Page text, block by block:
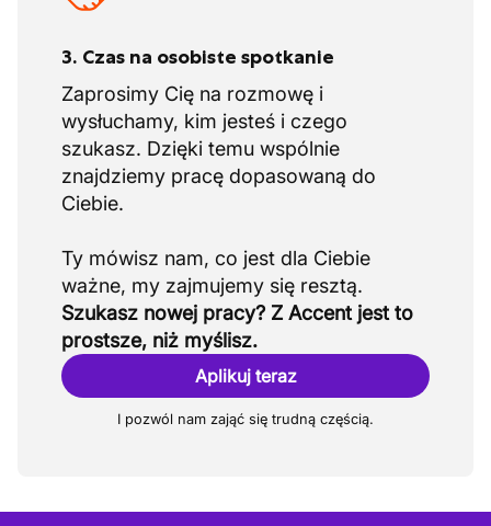
3. Czas na osobiste spotkanie
Zaprosimy Cię na rozmowę i
wysłuchamy, kim jesteś i czego
szukasz. Dzięki temu wspólnie
znajdziemy pracę dopasowaną do
Ciebie.
Ty mówisz nam, co jest dla Ciebie
Szukasz nowej pracy? Z Accent jest to
prostsze, niż myślisz.
Aplikuj teraz
I pozwól nam zająć się trudną częścią.